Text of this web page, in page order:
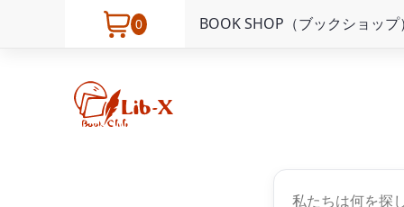
0 BOOK SHOP（ブックショップ